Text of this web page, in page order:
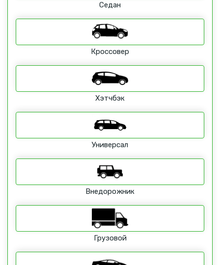
Седан
Кроссовер
Хэтчбэк
Универсал
Внедорожник
Грузовой